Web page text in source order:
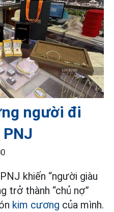
người đi
khiến “người giàu
trở thành “chủ nợ”
kim cương của mình.